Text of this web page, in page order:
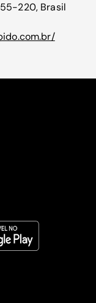
220, Brasil